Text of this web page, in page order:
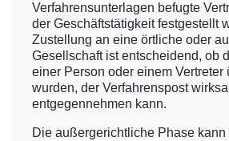
Verfahrensunterlagen befugte
der Geschäftstätigkeit festgestellt
Zustellung an eine örtliche oder
Gesellschaft ist entscheidend, ob
einer Person oder einem Vertreter
wurden, der Verfahrenspost
entgegennehmen kann.
Die außergerichtliche Phase